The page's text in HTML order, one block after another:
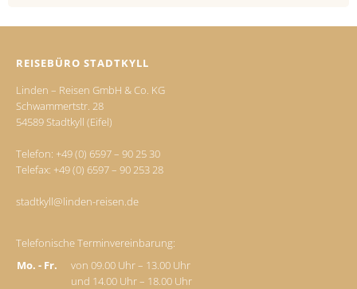
REISEBÜRO STADTKYLL
Linden – Reisen GmbH & Co. KG
Schwammertstr. 28
54589 Stadtkyll (Eifel)
Telefon: +49 (0) 6597 – 90 25 30
Telefax: +49 (0) 6597 – 90 253 28
stadtkyll@linden-reisen.de
Telefonische Terminvereinbarung:
Mo. - Fr.
von 09.00 Uhr – 13.00 Uhr
und 14.00 Uhr – 18.00 Uhr